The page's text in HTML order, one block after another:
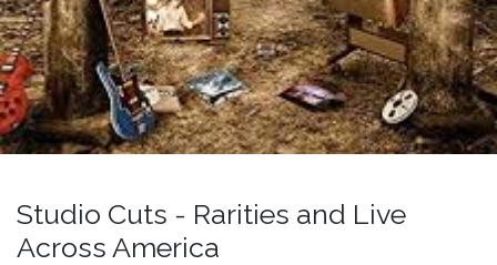
Studio Cuts - Rarities and Live
Across America